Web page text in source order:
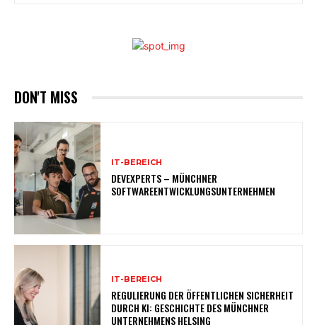
DON'T MISS
IT-BEREICH
DEVEXPERTS – MÜNCHNER
SOFTWAREENTWICKLUNGSUNTERNEHMEN
IT-BEREICH
REGULIERUNG DER ÖFFENTLICHEN SICHERHEIT
DURCH KI: GESCHICHTE DES MÜNCHNER
UNTERNEHMENS HELSING